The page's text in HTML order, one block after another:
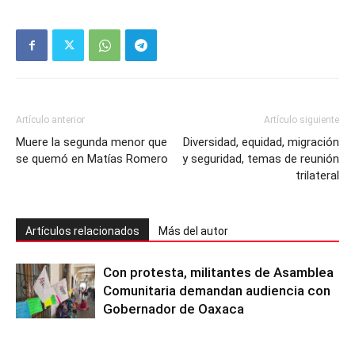
Artículo anterior
Muere la segunda menor que
se quemó en Matías Romero
Artículo siguiente
Diversidad, equidad, migración
y seguridad, temas de reunión
trilateral
Artículos relacionados Más del autor
Con protesta, militantes de Asamblea
Comunitaria demandan audiencia con
Gobernador de Oaxaca